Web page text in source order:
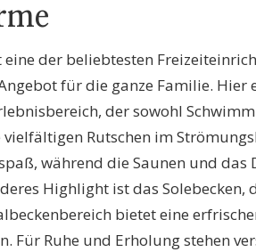
eine der beliebtesten
für die ganze Familie. Hier
der sowohl
vielfältigen Rutschen im
während die Saunen und
Highlight ist das
bietet eine
Für Ruhe und Erholung stehen